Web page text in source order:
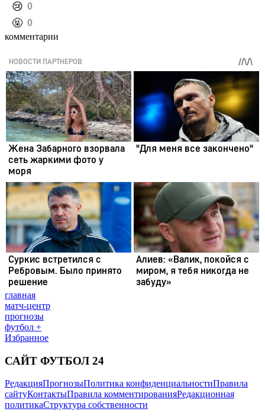
️😢 0
️🤬 0
комментарии
главная
матч-центр
прогнозы
футбол +
Избранное
САЙТ ФУТБОЛ 24
РедакцияПрогнозыПолитика конфиденциальностиПравила
сайтуКонтактыПравила комментированияРедакционная
политикаСтруктура собственности